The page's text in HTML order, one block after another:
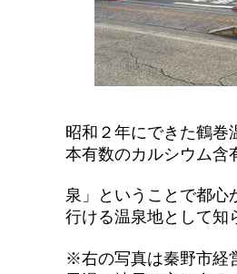
昭和２年にできた鶴巻
本有数のカルシウム含
泉」ということで都心
行ける温泉地として知
※右の写真は秦野市経